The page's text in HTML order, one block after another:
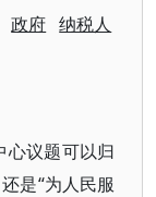
政府 纳税人
心议题可以归
是“为人民服